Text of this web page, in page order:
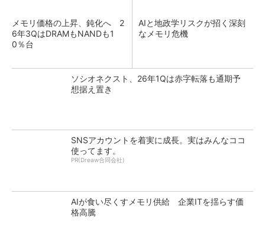
メモリ価格の上昇、鈍化へ 2
6年3QはDRAMもNANDも1
0％台
AIと地政学リスクが招く深刻
なメモリ危機
ソシオネクスト、26年1Qは赤字転落も通期予
想据え置き
SNSアカウントを着実に成長。実はみんなココ
使ってます。
PR(Dreaw合同会社)
AIが食い尽くすメモリ供給 企業ITを揺らす価
格高騰